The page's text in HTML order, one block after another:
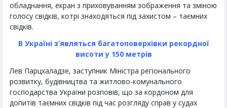
обладнання, екран з приховуванням зображення та зміною
голосу свідків, котрі знаходяться під захистом – таємних
свідків.
В Україні з’являться багатоповерхівки рекордної
висоти у 150 метрів
Лев Парцхаладзе, заступник Міністра регіонального
розвитку, будівництва та житлово-комунального
господарства України розповів, що за кордоном для
допитів таємних свідків під час розгляду справ у судах